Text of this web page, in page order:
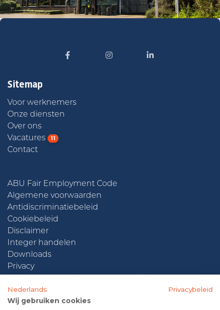
Sitemap
Voor werknemers
Onze diensten
Over ons
Vacatures
11
Contact
ABU Fair Employment Code
Algemene voorwaarden
Antidiscriminatiebeleid
Cookiebeleid
Disclaimer
Integer handelen
Downloads
Privacy
Nederlands
Privacybeleid
Wij gebruiken cookies